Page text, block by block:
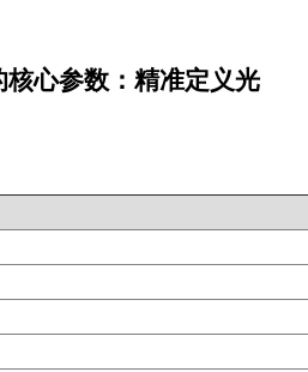
心参数：精准定义光